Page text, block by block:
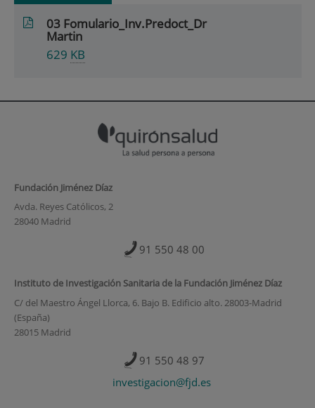
03 Fomulario_Inv.Predoct_Dr
Martin
629 KB
Fundación Jiménez Díaz
Avda. Reyes Católicos, 2
28040 Madrid
91 550 48 00
Instituto de Investigación Sanitaria de la Fundación Jiménez Díaz
C/ del Maestro Ángel Llorca, 6. Bajo B. Edificio alto. 28003-Madrid
(España)
28015 Madrid
91 550 48 97
investigacion@fjd.es